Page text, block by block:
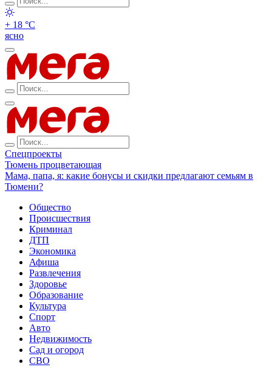
+ 18 °С
ясно
Спецпроекты
Тюмень процветающая
Мама, папа, я: какие бонусы и скидки предлагают семьям в
Тюмени?
Общество
Происшествия
Криминал
ДТП
Экономика
Афиша
Развлечения
Здоровье
Образование
Культура
Спорт
Авто
Недвижимость
Сад и огород
СВО